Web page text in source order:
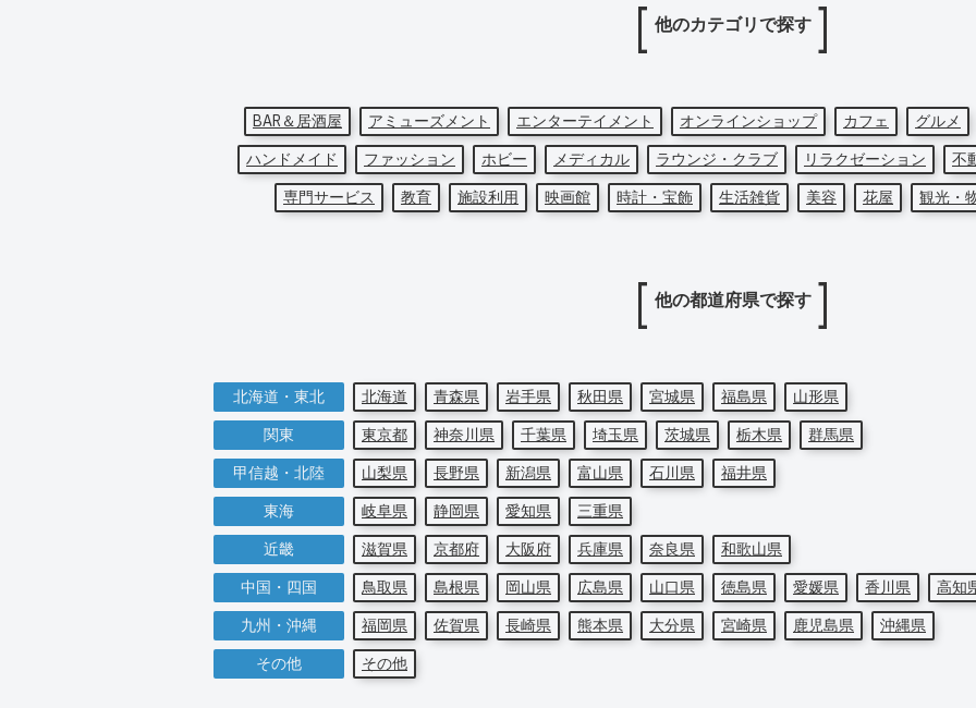
他のカテゴリで探す
BAR＆居酒屋 アミューズメント エンターテイメント オンラインショップ カフェ
グルメ
ハンドメイド
ファッション ホビー メディカル ラウンジ・クラブ リラクゼーション
不
専門サービス
教育 施設利用 映画館 時計・宝飾 生活雑貨 美容 花屋 観光・
他の都道府県で探す
北海道・東北 北海道 青森県 岩手県 秋田県 宮城県 福島県
山形県
関東
東京都 神奈川県 千葉県 埼玉県 茨城県 栃木県
群馬県
甲信越・北陸
山梨県 長野県 新潟県 富山県 石川県
福井県
東海
岐阜県 静岡県 愛知県
三重県
近畿
滋賀県 京都府 大阪府 兵庫県 奈良県
和歌山県
中国・四国
鳥取県 島根県 岡山県 広島県 山口県 徳島県 愛媛県 香川県
高知
九州・沖縄
福岡県 佐賀県 長崎県 熊本県 大分県 宮崎県 鹿児島県
沖縄県
その他
その他